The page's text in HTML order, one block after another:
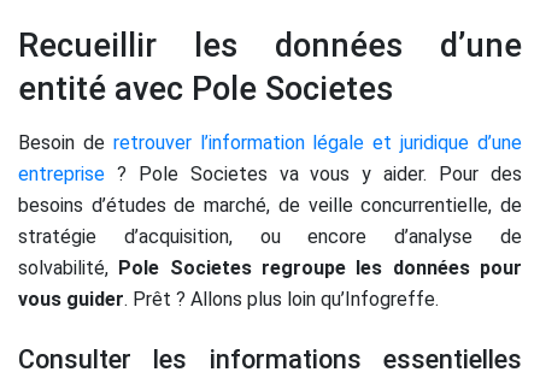
Recueillir les données d’une
entité avec Pole Societes
Besoin de retrouver l’information légale et juridique d’une
entreprise ? Pole Societes va vous y aider. Pour des
besoins d’études de marché, de veille concurrentielle, de
stratégie d’acquisition, ou encore d’analyse de
solvabilité, Pole Societes regroupe les données pour
vous guider. Prêt ? Allons plus loin qu’Infogreffe.
Consulter les informations essentielles